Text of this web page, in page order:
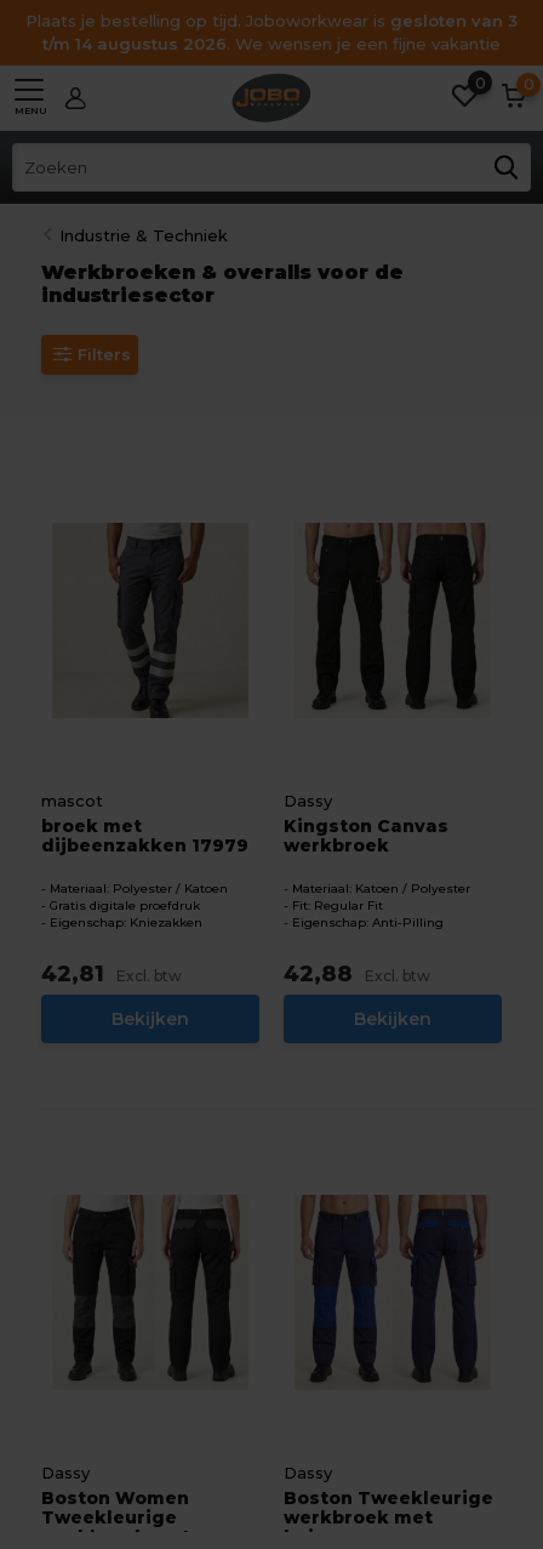
Plaats je bestelling op tijd. Joboworkwear is gesloten van 3
t/m 14 augustus 2026. We wensen je een fijne vakantie
MENU
0 0
Industrie & Techniek
Werkbroeken & overalls voor de
industriesector
Filters
mascot
broek met
dijbeenzakken 17979
Materiaal: Polyester / Katoen
Gratis digitale proefdruk
Eigenschap: Kniezakken
42,81 Excl. btw
Bekijken
Dassy
Kingston Canvas
werkbroek
Materiaal: Katoen / Polyester
Fit: Regular Fit
Eigenschap: Anti-Pilling
42,88 Excl. btw
Bekijken
Dassy
Boston Women
Tweekleurige
werkbroek met ...
Dassy
Boston Tweekleurige
werkbroek met
knieza...